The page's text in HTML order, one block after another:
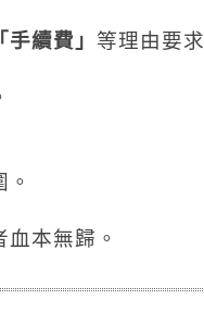
手續費」 等理由要求
本無歸。
害者！